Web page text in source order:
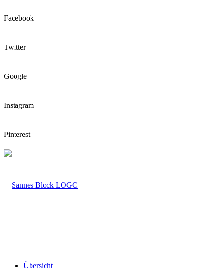
Facebook
Twitter
Google+
Instagram
Pinterest
LOGO
Übersicht